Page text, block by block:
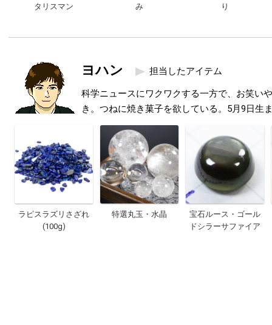
タリスマン
み
り
ヨハン 担当したアイテム
科学ニュースにワクワクする一方で、お笑い
き。つねに焼き菓子を欲している。5月9日生
ラピスラズリさざれ
(100g)
特選丸玉・水晶
宝石ルース・ゴール
ドシラーサファイア